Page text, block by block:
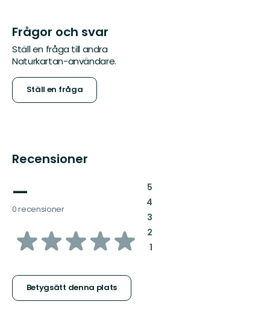
Frågor och svar
Ställ en fråga till andra
Naturkartan-användare.
Ställ en fråga
Recensioner
—
0 recensioner
av
stjärnor
Betygsätt denna plats
5:
4:
3:
2:
1: